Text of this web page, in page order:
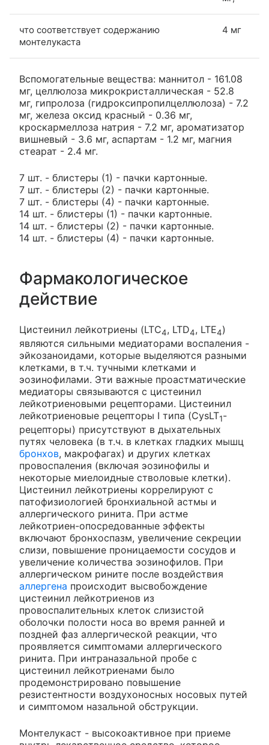
что соответствует содержанию
монтелукаста
4 мг
Вспомогательные вещества: маннитол - 161.08
мг, целлюлоза микрокристаллическая - 52.8
мг, гипролоза (гидроксипропилцеллюлоза) - 7.2
мг, железа оксид красный - 0.36 мг,
кроскармеллоза натрия - 7.2 мг, ароматизатор
вишневый - 3.6 мг, аспартам - 1.2 мг, магния
стеарат - 2.4 мг.
7 шт. - блистеры (1) - пачки картонные.
7 шт. - блистеры (2) - пачки картонные.
7 шт. - блистеры (4) - пачки картонные.
14 шт. - блистеры (1) - пачки картонные.
14 шт. - блистеры (2) - пачки картонные.
14 шт. - блистеры (4) - пачки картонные.
Фармакологическое
действие
Цистеинил лейкотриены (LTC4, LTD4, LTE4)
являются сильными медиаторами воспаления -
эйкозаноидами, которые выделяются разными
клетками, в т.ч. тучными клетками и
эозинофилами. Эти важные проастматические
медиаторы связываются с цистеинил
лейкотриеновыми рецепторами. Цистеинил
лейкотриеновые рецепторы I типа (CysLT1-
рецепторы) присутствуют в дыхательных
путях человека (в т.ч. в клетках гладких мышц
бронхов, макрофагах) и других клетках
провоспаления (включая эозинофилы и
некоторые миелоидные стволовые клетки).
Цистеинил лейкотриены коррелируют с
патофизиологией бронхиальной астмы и
аллергического ринита. При астме
лейкотриен-опосредованные эффекты
включают бронхоспазм, увеличение секреции
слизи, повышение проницаемости сосудов и
увеличение количества эозинофилов. При
аллергическом рините после воздействия
аллергена происходит высвобождение
цистеинил лейкотриенов из
провоспалительных клеток слизистой
оболочки полости носа во время ранней и
поздней фаз аллергической реакции, что
проявляется симптомами аллергического
ринита. При интраназальной пробе с
цистеинил лейкотриенами было
продемонстрировано повышение
резистентности воздухоносных носовых путей
и симптомом назальной обструкции.
Монтелукаст - высокоактивное при приеме